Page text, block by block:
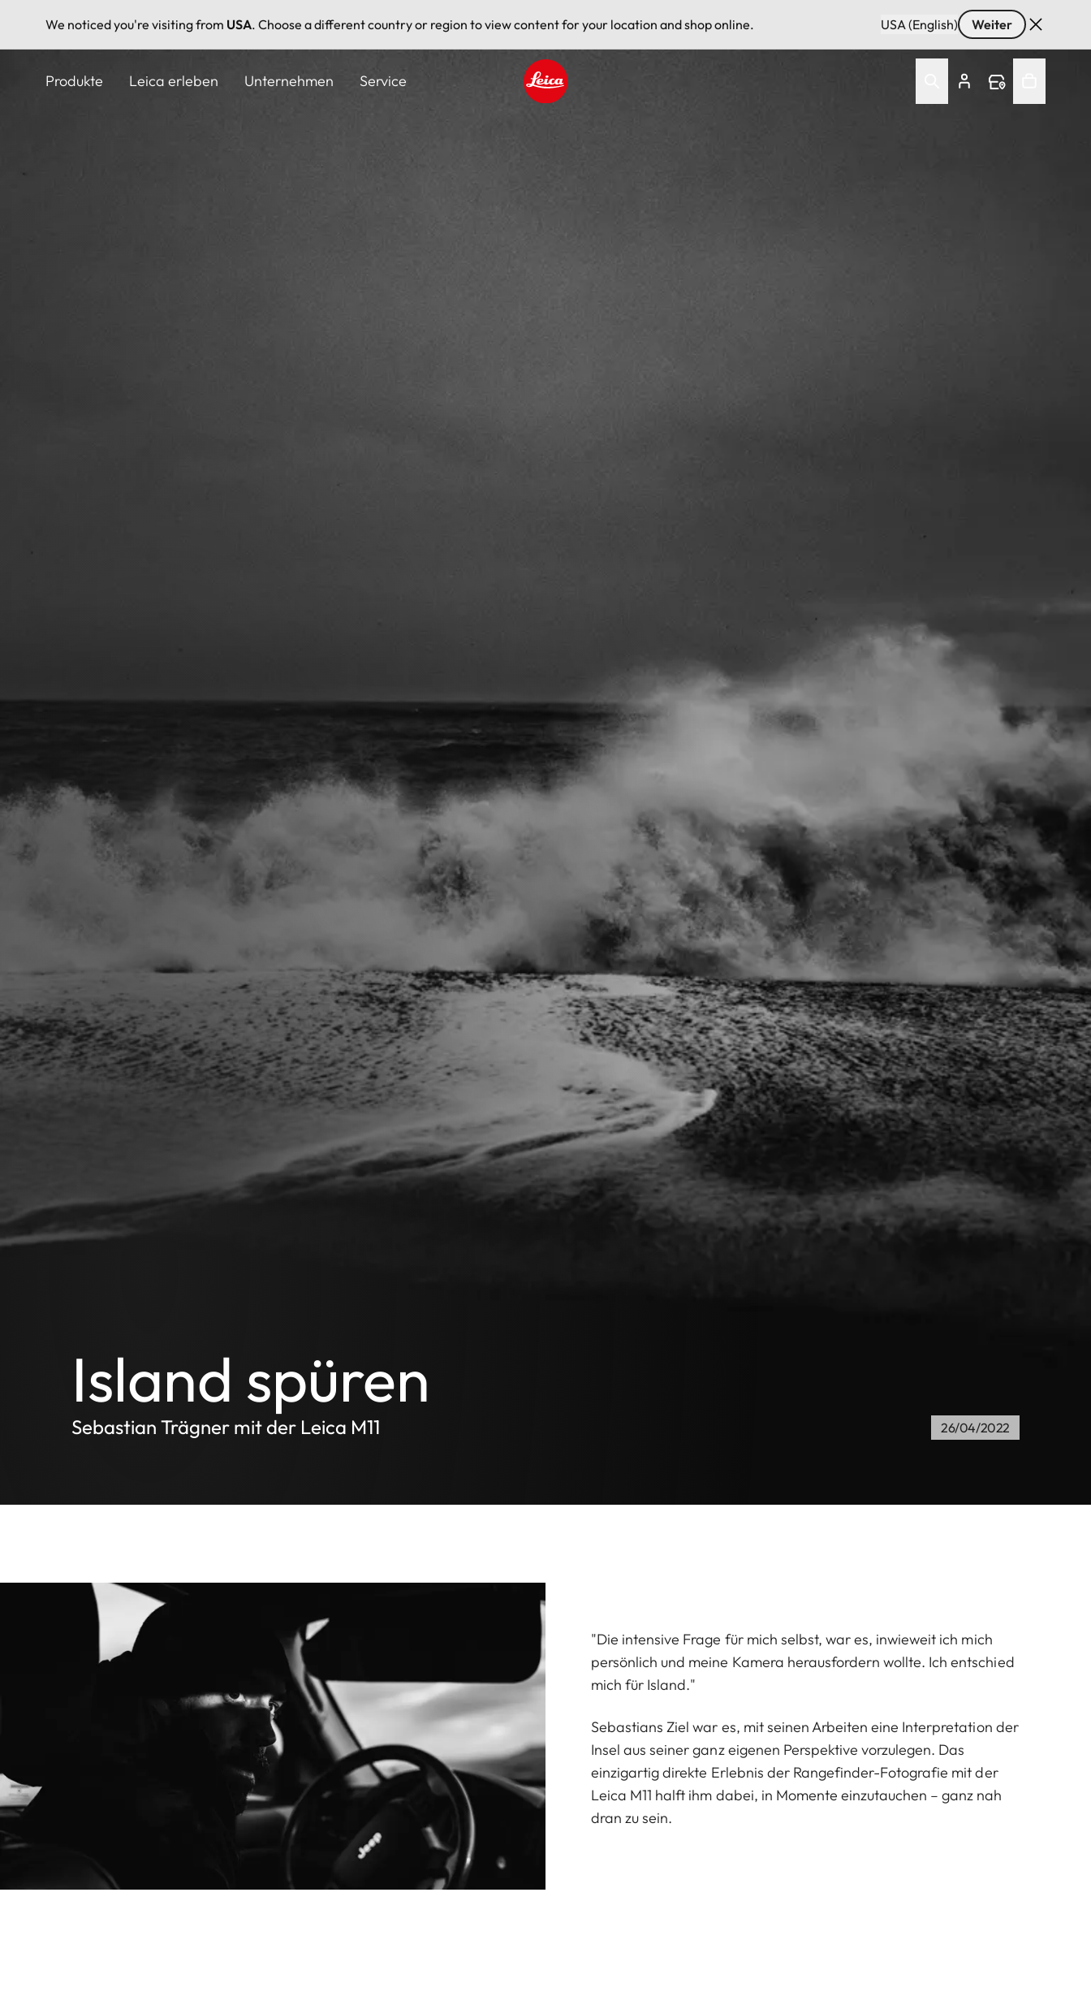
We noticed you're visiting from USA. Choose a different country or region to view content for your location and shop online. USA (English) Weiter
Produkte Leica erleben Unternehmen Service
Island spüren
Sebastian Trägner mit der Leica M11 26/04/2022
"Die intensive Frage für mich selbst, war es, inwieweit ich mich
persönlich und meine Kamera herausfordern wollte. Ich entschied
mich für Island."
Sebastians Ziel war es, mit seinen Arbeiten eine Interpretation der
Insel aus seiner ganz eigenen Perspektive vorzulegen. Das
einzigartig direkte Erlebnis der Rangefinder-Fotografie mit der
Leica M11 halft ihm dabei, in Momente einzutauchen – ganz nah
dran zu sein.